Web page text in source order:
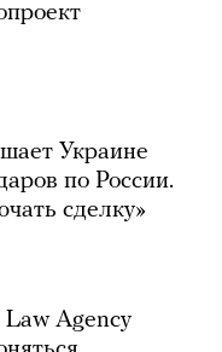
Украине
по России.
сделку»
Agency